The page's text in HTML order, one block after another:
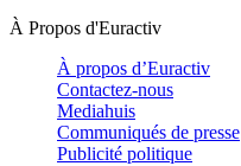
À Propos d'Euractiv
À propos d’Euractiv
Contactez-nous
Mediahuis
Communiqués de presse
Publicité politique